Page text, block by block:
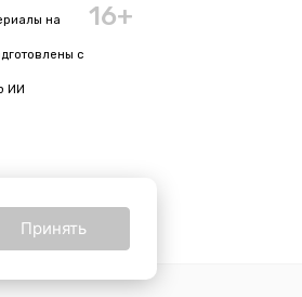
на
с
ИИ
16+
Принять